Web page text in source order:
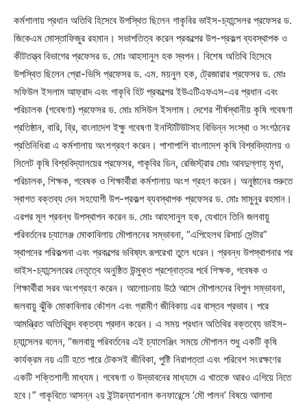
কর্মশালায় প্রধান অতিথি হিসেবে উপস্থিত ছিলেন গাকৃবির ভাইস-চ্যান্সেলর প্রফেসর ড.
জিকেএম মোস্তাফিজুর রহমান। সভাপতিত্ব করেন প্রকল্পের উপ-প্রকল্প ব্যবস্থাপক ও
কীটতত্ত্ব বিভাগের প্রফেসর ড. মোঃ আহসানুল হক স্বপন। বিশেষ অতিথি হিসেবে
উপস্থিত ছিলেন প্রো-ভিসি প্রফেসর ড. এম. ময়নুল হক, ট্রেজারার প্রফেসর ড. মোঃ
সফিউল ইসলাম আফ্রাদ এবং গাকৃবি হিট প্রকল্পের ইউএটিএফএস-এর প্রধান এবং
পরিচালক (গবেষণা) প্রফেসর ড. মোঃ মসিউল ইসলাম। দেশের শীর্ষস্থানীয় কৃষি গবেষণা
প্রতিষ্ঠান, বারি, ব্রি, বাংলাদেশ ইক্ষু গবেষণা ইনস্টিটিউটসহ বিভিন্ন সংস্থা ও সংগঠনের
প্রতিনিধিরা এ কর্মশালায় অংশগ্রহণ করেন। পাশাপাশি বাংলাদেশ কৃষি বিশ্ববিদ্যালয় ও
সিলেট কৃষি বিশ্ববিদ্যালয়ের প্রফেসর, গাকৃবির ডিন, রেজিস্ট্রার মোঃ আবদুল্লাহ্ মৃধা,
পরিচালক, শিক্ষক, গবেষক ও শিক্ষার্থীরা কর্মশালায় অংশ গ্রহণ করেন। অনুষ্ঠানের শুরুতে
স্বাগত বক্তব্য দেন সহযোগী উপ-প্রকল্প ব্যবস্থাপক প্রফেসর ড. মোঃ মামুনুর রহমান।
এরপর মূল প্রবন্ধ উপস্থাপন করেন ড. মোঃ আহসানুল হক, যেখানে তিনি জলবায়ু
পরিবর্তনের চ্যালেঞ্জ মোকাবিলায় মৌপালনের সম্ভাবনা, “এপিহেলথ রিসার্চ সেন্টার”
স্থাপনের পরিকল্পনা এবং প্রকল্পের ভবিষ্যৎ রূপরেখা তুলে ধরেন। প্রবন্ধ উপস্থাপনার পর
ভাইস-চ্যান্সেলরের নেতৃত্বে অনুষ্ঠিত উন্মুক্ত প্রশ্নোত্তর পর্বে শিক্ষক, গবেষক ও
শিক্ষার্থীরা সরব অংশগ্রহণ করেন। আলোচনায় উঠে আসে মৌপালনের বিপুল সম্ভাবনা,
জলবায়ু ঝুঁকি মোকাবিলার কৌশল এবং গ্রামীণ জীবিকায় এর বাস্তব প্রভাব। পরে
আমন্ত্রিত অতিথিবৃন্দ বক্তব্য প্রদান করেন। এ সময় প্রধান অতিথির বক্তব্যে ভাইস-
চ্যান্সেলর বলেন, “জলবায়ু পরিবর্তনের এই চ্যালেঞ্জিং সময়ে মৌপালন শুধু একটি কৃষি
কার্যক্রম নয় এটি হতে পারে টেকসই জীবিকা, পুষ্টি নিরাপত্তা এবং পরিবেশ সংরক্ষণের
একটি শক্তিশালী মাধ্যম। গবেষণা ও উদ্ভাবনের মাধ্যমে এ খাতকে আরও এগিয়ে নিতে
হবে।” গাকৃবিতে আসন্ন ২য় ইন্টারন্যাশনাল কনফারেন্সে ‘মৌ পালন’ বিষয়ে আলাদা